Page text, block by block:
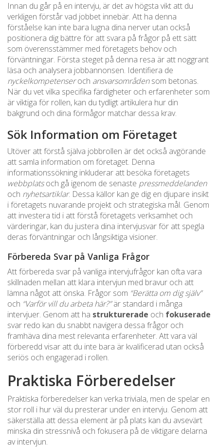
Innan du går på en intervju, är det av högsta vikt att du
verkligen förstår vad jobbet innebär. Att ha denna
förståelse kan inte bara lugna dina nerver utan också
positionera dig bättre för att svara på frågor på ett sätt
som överensstämmer med företagets behov och
förväntningar. Första steget på denna resa är att noggrant
läsa och analysera jobbannonsen. Identifiera de
nyckelkompetenseroch ansvarsområdensom betonas.
När du vet vilka specifika färdigheter och erfarenheter som
är viktiga för rollen, kan du tydligt artikulera hur din
bakgrund och dina förmågor matchar dessa krav.
Sök Information om Företaget
Utöver att förstå själva jobbrollen är det också avgörande
att samla information om företaget. Denna
informationssökning inkluderar att besöka företagets
webbplatsoch gå igenom de senaste pressmeddelanden
och nyhetsartiklar. Dessa källor kan ge dig en djupare insikt
i företagets nuvarande projekt och strategiska mål. Genom
att investera tid i att förstå företagets verksamhet och
värderingar, kan du justera dina intervjusvar för att spegla
deras förväntningar och långsiktiga visioner.
Förbereda Svar på Vanliga Frågor
Att förbereda svar på vanliga intervjufrågor kan ofta vara
skillnaden mellan att klara intervjun med bravur och att
lämna något att önska. Frågor som “Berätta om dig själv”
och “Varför vill du arbeta här?”är standard i många
intervjuer. Genom att ha strukturerade och fokuserade
svar redo kan du snabbt navigera dessa frågor och
framhäva dina mest relevanta erfarenheter. Att vara väl
förberedd visar att du inte bara är kvalificerad utan också
seriös och engagerad i rollen.
Praktiska Förberedelser
Praktiska förberedelser kan verka triviala, men de spelar en
stor roll i hur väl du presterar under en intervju. Genom att
säkerställa att dessa element är på plats kan du avsevärt
minska din stressnivå och fokusera på de viktigare delarna
av intervjun.